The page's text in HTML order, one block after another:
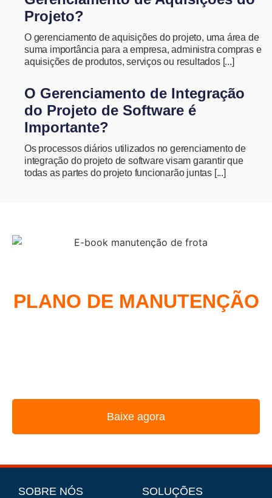
Projeto?
O gerenciamento de aquisições do projeto, uma área de
suma importância para a empresa, administra compras e
aquisições de produtos, serviços ou resultados [...]
O Gerenciamento de Integração
do Projeto de Software é
Importante?
Os processos diários utilizados no gerenciamento de
integração do projeto de software visam garantir que
todas as partes do projeto funcionarão juntas [...]
PLANO DE MANUTENÇÃO
Baixe agora
SOBRE NÓS SOLUÇÕES